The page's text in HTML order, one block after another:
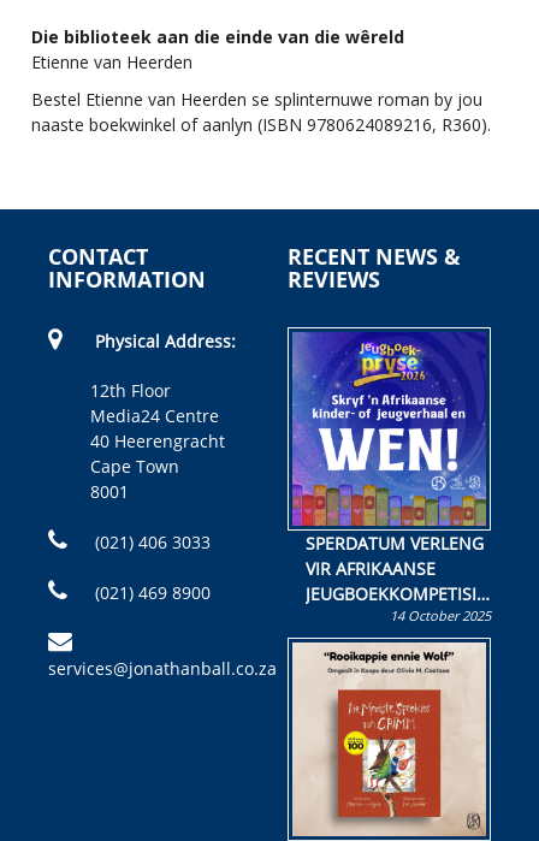
Die biblioteek aan die einde van die wêreld
Etienne van Heerden
Bestel Etienne van Heerden se splinternuwe roman by jou
naaste boekwinkel of aanlyn (ISBN 9780624089216, R360).
CONTACT
INFORMATION
Physical Address:
12th Floor
Media24 Centre
40 Heerengracht
Cape Town
8001
(021) 406 3033
(021) 469 8900
services@jonathanball.co.za
RECENT NEWS &
REVIEWS
SPERDATUM VERLENG
VIR AFRIKAANSE
JEUGBOEKKOMPETISIE
Skryf ’n jeugboek of
kinderboek en staan ’n
kans om R50 000 te
wen!
14 October 2025